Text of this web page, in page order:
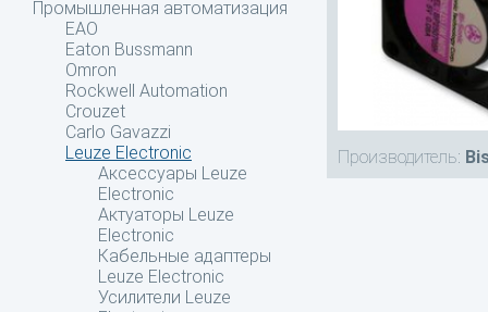
Промышленная автоматизация
EAO
Eaton Bussmann
Omron
Rockwell Automation
Crouzet
Carlo Gavazzi
Leuze Electronic
Аксессуары Leuze
Electronic
Актуаторы Leuze
Electronic
Кабельные адаптеры
Leuze Electronic
Усилители Leuze
Производитель: